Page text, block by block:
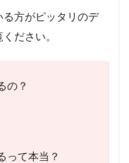
方がピッタリのデ
ださい。
の？
って本当？